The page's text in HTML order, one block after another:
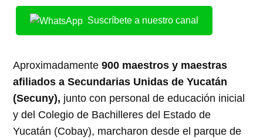
Suscríbete a nuestro canal
Aproximadamente 900 maestros y maestras
afiliados a Secundarias Unidas de Yucatán
(Secuny), junto con personal de educación inicial
y del Colegio de Bachilleres del Estado de
Yucatán (Cobay), marcharon desde el parque de